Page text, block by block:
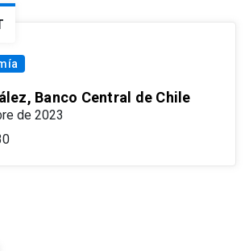
Banco Central de Chile
de 2023